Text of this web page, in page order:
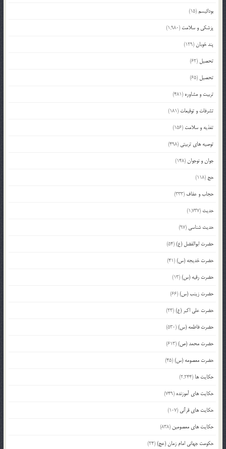
بودائیسم(15)
پزشکی و سلامت (1,980)
پند خوبان(129)
تحصیل (62)
تحصیل (65)
تربیت و مشاوره (481)
تشرفات و توقیعات (181)
تغذیه و سلامت (156)
توصیه های تربیتی (498)
جوان و نوجوان(148)
حج (118)
حجاب و عفاف (333)
حدیث (1,737)
حدیث شناسی (97)
حضرت ابوالفضل (ع)(54)
حضرت خدیجه (س)(41)
حضرت رقیه (س)(13)
حضرت زینب (س)(66)
حضرت علی اکبر (ع)(23)
حضرت فاطمه (س)(530)
حضرت محمد (ص)(613)
حضرت معصومه (س)(45)
حکایت ها (2,244)
حکایت های آموزنده (749)
حکایت های قرآنی (107)
حکایت های معصومین (838)
حکومت جهانی امام زمان (عج)(24)